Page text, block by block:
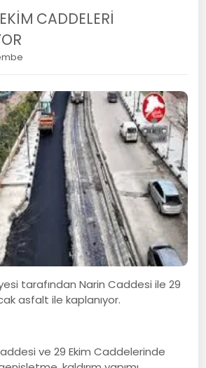
CADDELERİ
tarafından Narin Caddesi ile 29
asfalt ile kaplanıyor.
ve 29 Ekim Caddelerinde